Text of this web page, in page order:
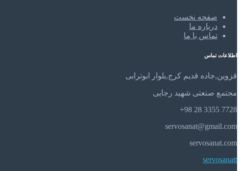
صفحه نخست
درباره ما
تماس با ما
اطلاعات تماس
قزوین,جاده قدیم کرج,بلوار ابوترابی
مجتمع صنعتی شهید رجایی
7728 3355 28 98+
servosanat@gmail.com
servosanat.com
servosanatt